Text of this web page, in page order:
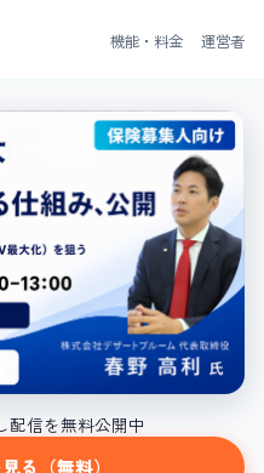
機能・料金 運営者
配信を無料公開中
る（無料）